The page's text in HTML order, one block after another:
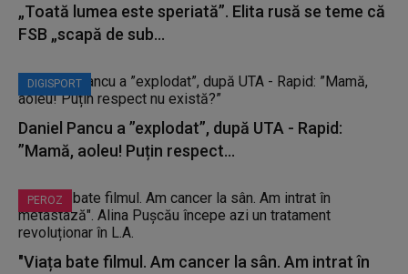
„Toată lumea este speriată”. Elita rusă se teme că
FSB „scapă de sub...
DIGISPORT
Daniel Pancu a ”explodat”, după UTA - Rapid:
”Mamă, aoleu! Puțin respect...
PEROZ
"Viața bate filmul. Am cancer la sân. Am intrat în